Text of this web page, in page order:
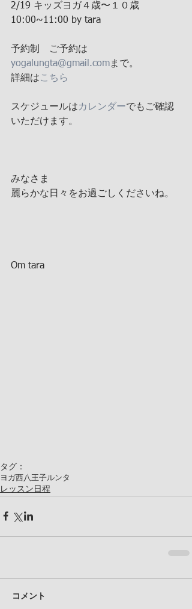
2/19 キッズヨガ４歳〜１０歳
10:00~11:00 by tara
予約制　ご予約は
yogalungta@gmail.comまで。
詳細はこちら
スケジュールはカレンダーでもご確認
いただけます。
みなさま
麗らかな日々をお過ごしくださいね。
Om tara
タグ：
ヨガ西八王子ルンタ
レッスン日程
コメント